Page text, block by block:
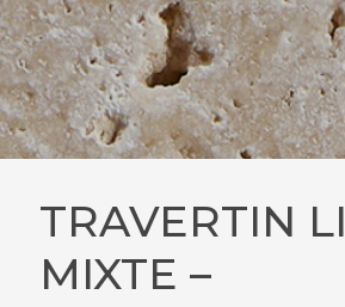
TRAVERTIN
MIXTE –